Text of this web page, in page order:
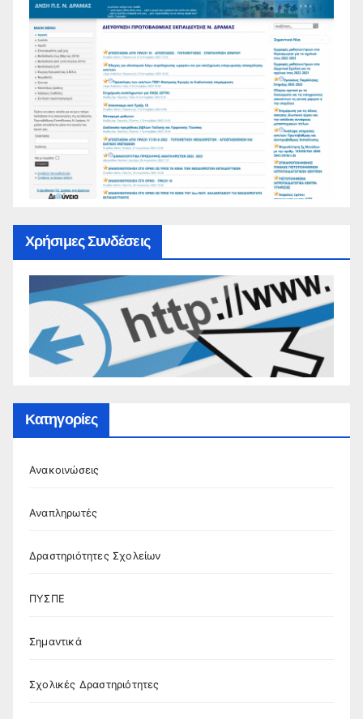
Χρήσιμες Συνδέσεις
Κατηγορίες
Ανακοινώσεις
Αναπληρωτές
Δραστηριότητες Σχολείων
ΠΥΣΠΕ
Σημαντικά
Σχολικές Δραστηριότητες